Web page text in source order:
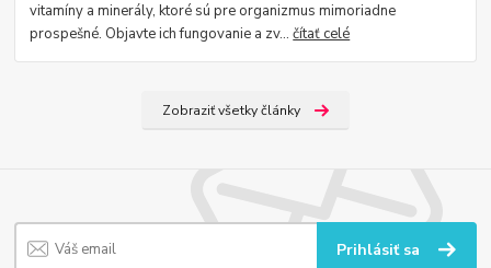
vitamíny a minerály, ktoré sú pre organizmus mimoriadne
prospešné. Objavte ich fungovanie a zv...čítať celé
Zobraziť všetky články
Prihlásiť sa